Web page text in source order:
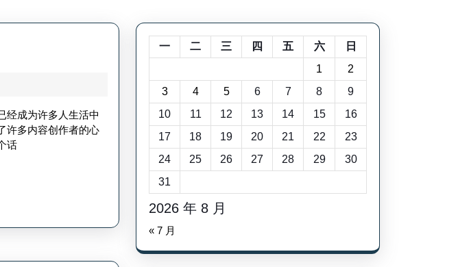
经成为许多人生活中
许多内容创作者的心
话
2026 年 8 月
一 二 三 四 五 六
日
1
2
3
4 5 6 7 8
9
10
11 12 13 14 15
16
17
18 19 20 21 22
23
24
25 26 27 28 29
30
31
« 7 月